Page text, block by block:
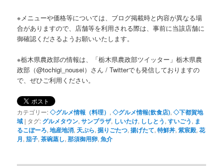
※メニューや価格等については、ブログ掲載時と内容が異なる場
合がありますので、店舗等を利用される際は、事前に当該店舗に
御確認くださるようお願いいたします。
※栃木県農政部の情報は、「栃木県農政部ツイッター」栃木県農
政部（@tochigi_nousei）さん / Twitterでも発信しておりますの
で、ぜひご利用ください。
カテゴリー:◇グルメ情報（料理） ,◇グルメ情報(飲食店),◇下都賀地
域 | タグ: グルメタウン,サンプラザ, しいたけ, ししとう,すいごう, ま
るこぽーろ,地産地消, 天ぷら,掘りごたつ,揚げたて,特鮮丼,紫宸殿,花
月,茄子,茶碗蒸し,那須御用卵,魚介